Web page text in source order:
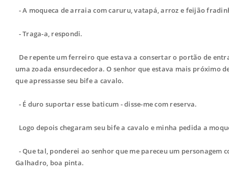
- A moqueca de arraia com caruru, vatapá, arroz e feijão
- Traga-a, respondi.
De repente um ferreiro que estava a consertar o portão de
uma zoada ensurdecedora. O senhor que estava mais próximo
que apressasse seu bife a cavalo.
- É duro suportar esse baticum - disse-me com reserva.
Logo depois chegaram seu bife a cavalo e minha pedida a
- Que tal, ponderei ao senhor que me pareceu um
Galhadro, boa pinta.